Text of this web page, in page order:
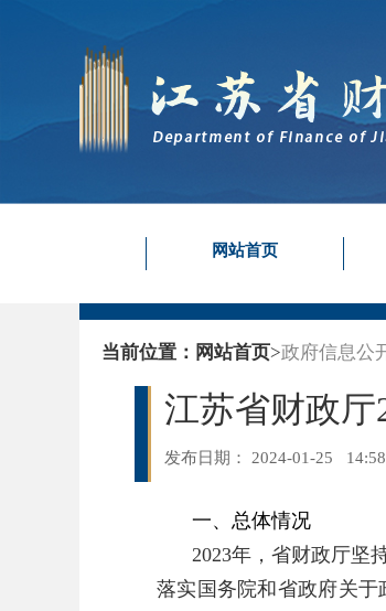
网站首页
当前位置： 网站首页>政府信息公
江苏省财政厅
发布日期： 2024-01-25 14:58
一、总体情况
2023年，省财政厅坚
落实国务院和省政府关